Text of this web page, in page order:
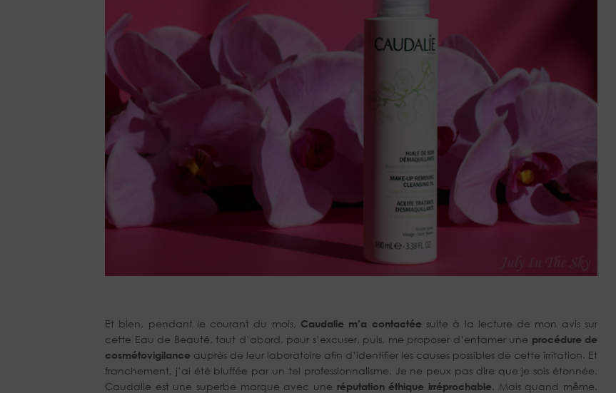
Et bien, pendant le courant du mois, Caudalie m’a contactée suite à la lecture de mon avis sur
cette Eau de Beauté, tout d’abord, pour s’excuser, puis, me proposer d’entamer une procédure de
cosmétovigilance auprès de leur laboratoire afin d’identifier les causes possibles de cette irritation. Et
franchement, j’ai été bluffée par un tel professionnalisme. Je ne peux pas dire que je sois étonnée.
Caudalie est une superbe marque avec une réputation éthique irréprochable. Mais quand même.